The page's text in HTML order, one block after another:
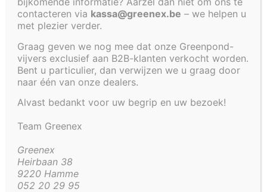
Beheer toestemming
Om de beste ervaringen te bieden, gebruiken wij technologieën zoals
Door in te stemmen met deze technologieën kunnen wij gegevens zoals
toestemming geeft of uw toestemming intrekt, kan dit een nadelige
invloed hebben op bepaalde functies en mogelijkheden.
Decoratieve afwerkingen
Watertafels
Greenpond by Greenex
Heirbaan 38
9220 Hamme
BTW BE 0750.550.283
Tel052 20 29 95
contacteren via kassa@greenex.be – we helpen u
met plezier verder.
Graag geven we nog mee dat onze Greenpond-
vijvers exclusief aan B2B-klanten verkocht worden.
Bent u particulier, dan verwijzen we u graag door
naar één van onze dealers.
Alvast bedankt voor uw begrip en uw bezoek!
Team Greenex
Greenex
Heirbaan 38
9220 Hamme
052 20 29 95